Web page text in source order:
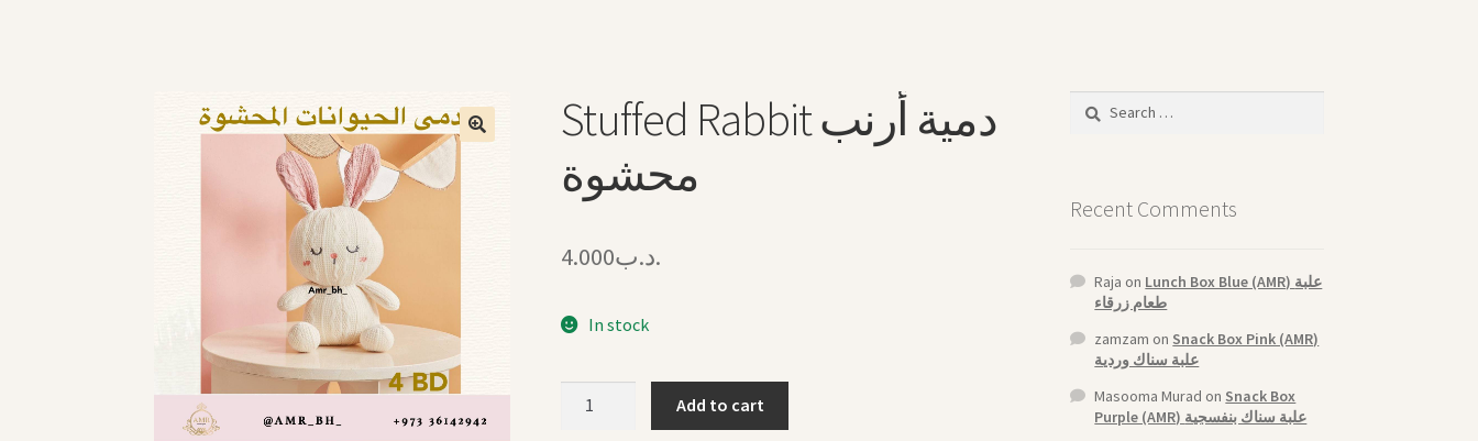
Stuffed Rabbit دمية أرنب
محشوة
.د.ب4.000
In stock
Add to cart
Search
Recent Comments
Raja on Lunch Box Blue (AMR) علبة
طعام زرقاء
zamzam on Snack Box Pink (AMR)
علبة سناك وردية
Masooma Murad on Snack Box
Purple (AMR) علبة سناك بنفسجية